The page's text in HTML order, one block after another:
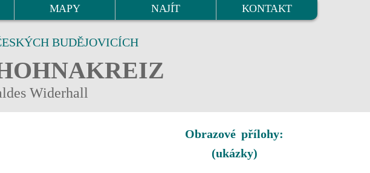
MAPY NAJÍT KONTAKT
BUDĚJOVICÍCH
Widerhall
Obrazové přílohy:
(ukázky)